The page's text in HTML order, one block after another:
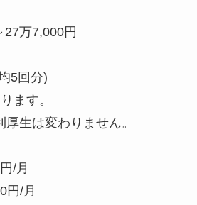
27万7,000円
5回分)
ます。
生は変わりません。
/月
円/月